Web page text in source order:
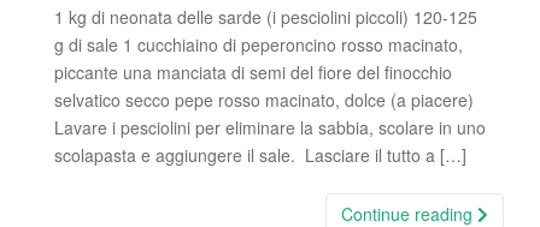
1 kg di neonata delle sarde (i pesciolini piccoli) 120-125
g di sale 1 cucchiaino di peperoncino rosso macinato,
piccante una manciata di semi del fiore del finocchio
selvatico secco pepe rosso macinato, dolce (a piacere)
Lavare i pesciolini per eliminare la sabbia, scolare in uno
scolapasta e aggiungere il sale. Lasciare il tutto a […]
Continue reading